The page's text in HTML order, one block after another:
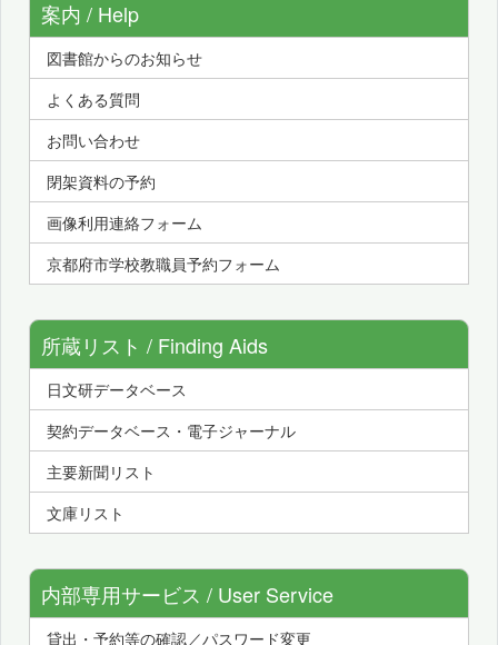
案内 / Help
図書館からのお知らせ
よくある質問
お問い合わせ
閉架資料の予約
画像利用連絡フォーム
京都府市学校教職員予約フォーム
所蔵リスト / Finding Aids
日文研データベース
契約データベース・電子ジャーナル
主要新聞リスト
文庫リスト
内部専用サービス / User Service
貸出・予約等の確認／パスワード変更